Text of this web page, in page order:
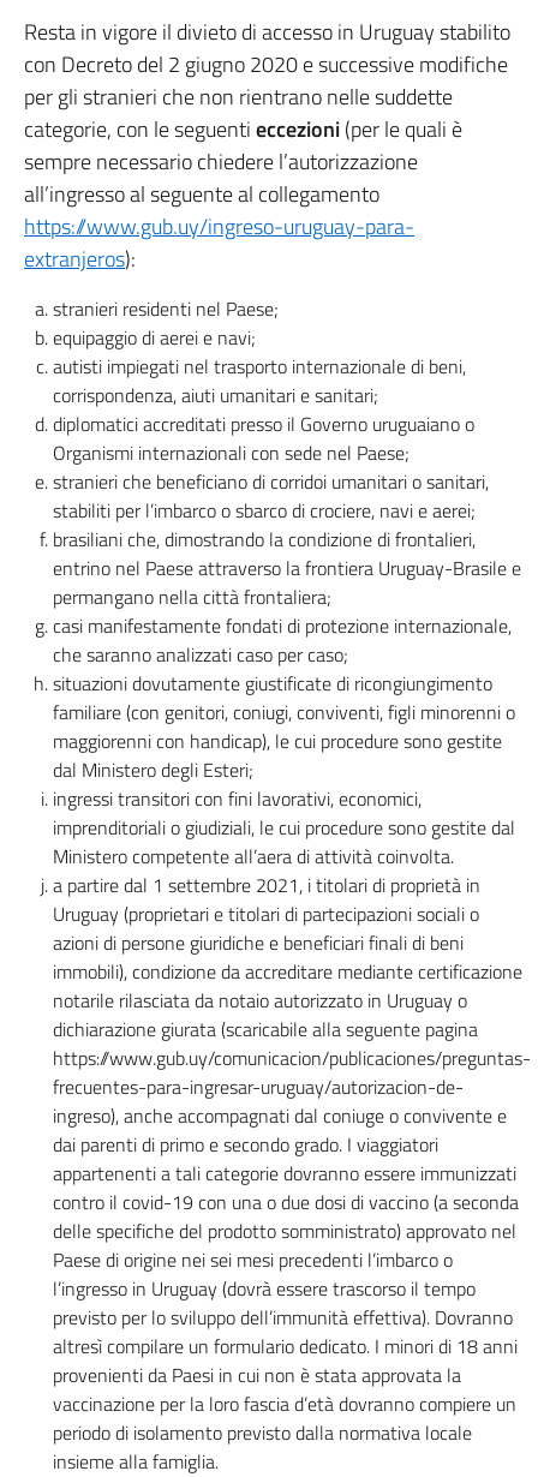
Resta in vigore il divieto di accesso in Uruguay stabilito
con Decreto del 2 giugno 2020 e successive modifiche
per gli stranieri che non rientrano nelle suddette
categorie, con le seguentieccezioni(per le quali è
sempre necessario chiedere l’autorizzazione
all’ingresso al seguente al collegamento
https://www.gub.uy/ingreso-uruguay-para-
extranjeros):
stranieri residenti nel Paese;
equipaggio di aerei e navi;
autisti impiegati nel trasporto internazionale di beni,
corrispondenza, aiuti umanitari e sanitari;
diplomatici accreditati presso il Governo uruguaiano o
Organismi internazionali con sede nel Paese;
stranieri che beneficiano di corridoi umanitari o sanitari,
stabiliti per l’imbarco o sbarco di crociere, navi e aerei;
brasiliani che, dimostrando la condizione di frontalieri,
entrino nel Paese attraverso la frontiera Uruguay-Brasile e
permangano nella città frontaliera;
casi manifestamente fondati di protezione internazionale,
che saranno analizzati caso per caso;
situazioni dovutamente giustificate di ricongiungimento
familiare (con genitori, coniugi, conviventi, figli minorenni o
maggiorenni con handicap), le cui procedure sono gestite
dal Ministero degli Esteri;
ingressi transitori con fini lavorativi, economici,
imprenditoriali o giudiziali, le cui procedure sono gestite dal
Ministero competente all’aera di attività coinvolta.
a partire dal 1 settembre 2021, i titolari di proprietà in
Uruguay (proprietari e titolari di partecipazioni sociali o
azioni di persone giuridiche e beneficiari finali di beni
immobili), condizione da accreditare mediante certificazione
notarile rilasciata da notaio autorizzato in Uruguay o
dichiarazione giurata (scaricabile alla seguente pagina
https://www.gub.uy/comunicacion/publicaciones/preguntas-
frecuentes-para-ingresar-uruguay/autorizacion-de-
ingreso), anche accompagnati dal coniuge o convivente e
dai parenti di primo e secondo grado. I viaggiatori
appartenenti a tali categorie dovranno essere immunizzati
contro il covid-19 con una o due dosi di vaccino (a seconda
delle specifiche del prodotto somministrato) approvato nel
Paese di origine nei sei mesi precedenti l’imbarco o
l’ingresso in Uruguay (dovrà essere trascorso il tempo
previsto per lo sviluppo dell’immunità effettiva). Dovranno
altresì compilare un formulario dedicato. I minori di 18 anni
provenienti da Paesi in cui non è stata approvata la
vaccinazione per la loro fascia d’età dovranno compiere un
periodo di isolamento previsto dalla normativa locale
insieme alla famiglia.
il
completamento
del
ciclo
di
vaccinazione
contro
il
19
nel
periodo
dei
nove
mesi
precedenti
l’imbarco
e
il
compimento
periodo
previsto
lo
sviluppo
dell’immunità.
2.
che
documentino
(mediante
test
RT-
PCR
o
antigenico
positivo
realizzato
tra
20
e
i
90
giorni
prima
dell’imbarco)
di